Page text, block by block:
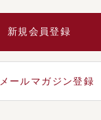
新規会員登録
メールマガジン登録